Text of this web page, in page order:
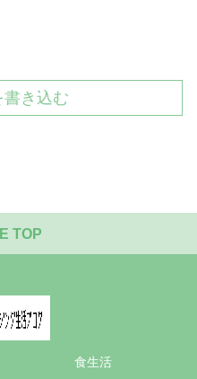
書き込む
TOP
食生活